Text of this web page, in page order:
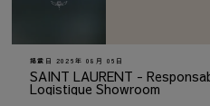
掲載日 2026年 08月 06日
SAINT LAURENT -
Logistique Showroom